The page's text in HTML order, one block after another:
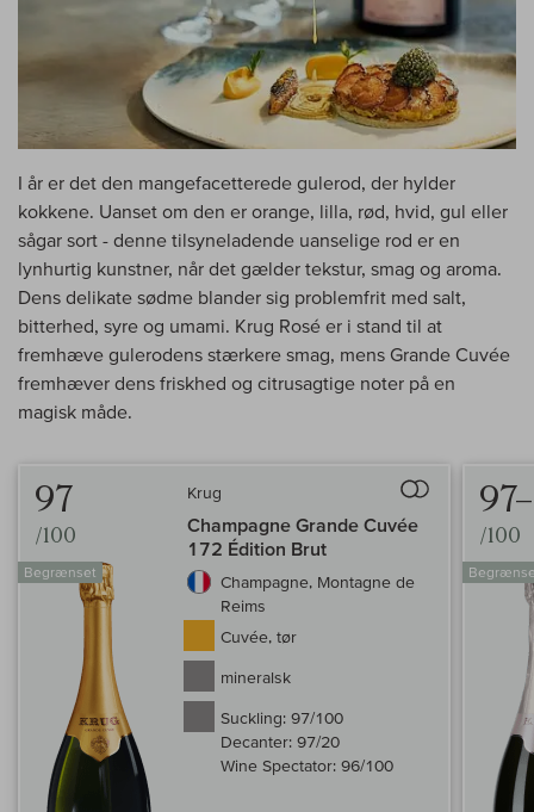
I år er det den mangefacetterede gulerod, der hylder
kokkene. Uanset om den er orange, lilla, rød, hvid, gul eller
sågar sort - denne tilsyneladende uanselige rod er en
lynhurtig kunstner, når det gælder tekstur, smag og aroma.
Dens delikate sødme blander sig problemfrit med salt,
bitterhed, syre og umami. Krug Rosé er i stand til at
fremhæve gulerodens stærkere smag, mens Grande Cuvée
fremhæver dens friskhed og citrusagtige noter på en
magisk måde.
97
/100
Begrænset
Krug
Til
Champagne Grande Cuvée
172 Édition Brut
Champagne, Montagne de
Reims
Cuvée, tør
mineralsk
Suckling: 97/100
Decanter: 97/20
Wine Spectator: 96/100
/100